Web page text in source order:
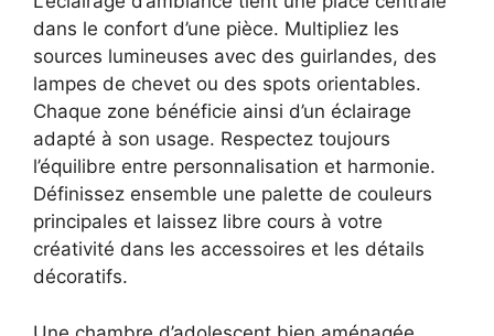
dans le confort d’une pièce. Multipliez les
sources lumineuses avec des guirlandes, des
lampes de chevet ou des spots orientables.
Chaque zone bénéficie ainsi d’un éclairage
adapté à son usage. Respectez toujours
l’équilibre entre personnalisation et harmonie.
Définissez ensemble une palette de couleurs
principales et laissez libre cours à votre
créativité dans les accessoires et les détails
décoratifs.